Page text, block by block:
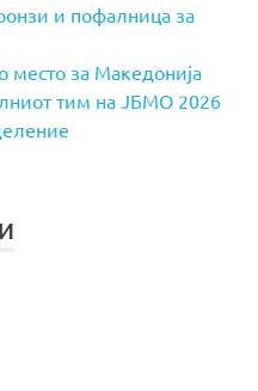
и пофалница за
место за Македонија
тим на ЈБМО 2026